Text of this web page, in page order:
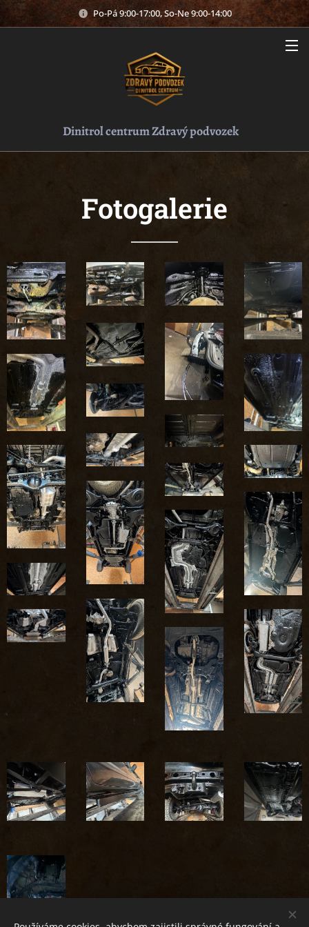
Po-Pá 9:00-17:00, So-Ne 9:00-14:00
Dinitrol centrum Zdravý podvozek
Fotogalerie